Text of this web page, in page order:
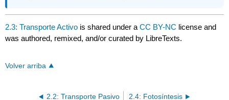
2.3: Transporte Activo is shared under aCC BY-NC license and
was authored, remixed, and/or curated by LibreTexts.
Volver arriba
2.2: Transporte Pasivo 2.4: Fotosíntesis